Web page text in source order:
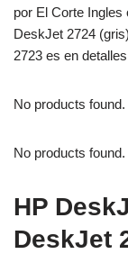
por El Corte Ingles
DeskJet 2724
2723 es en
No products found.
No products found.
HP
DeskJet